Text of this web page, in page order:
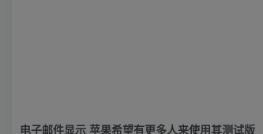
电子邮件显示 苹果希望有更多人来使用其测试版